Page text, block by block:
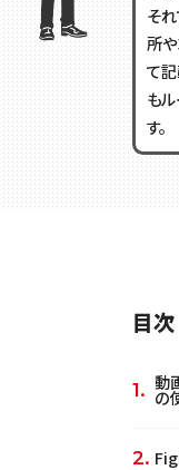
そ
所
て
も
す。
目次
動
の